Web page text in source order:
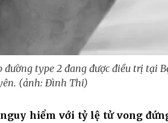
type 2 đang được điều trị tại
(ảnh: Đình Thi)
hiểm với tỷ lệ tử vong